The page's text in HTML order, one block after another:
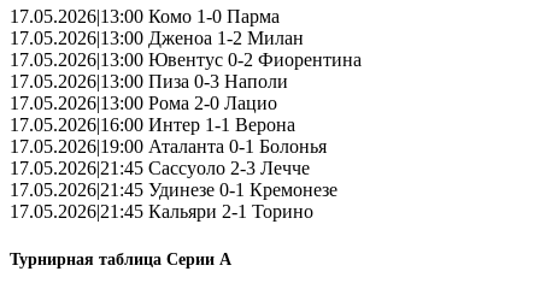
17.05.2026|13:00 Комо 1-0 Парма
17.05.2026|13:00 Дженоа 1-2 Милан
17.05.2026|13:00 Ювентус 0-2 Фиорентина
17.05.2026|13:00 Пиза 0-3 Наполи
17.05.2026|13:00 Рома 2-0 Лацио
17.05.2026|16:00 Интер 1-1 Верона
17.05.2026|19:00 Аталанта 0-1 Болонья
17.05.2026|21:45 Сассуоло 2-3 Лечче
17.05.2026|21:45 Удинезе 0-1 Кремонезе
17.05.2026|21:45 Кальяри 2-1 Торино
Турнирная таблица Серии А